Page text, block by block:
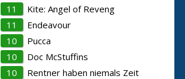
11
Kite: Angel of Reveng
11
Endeavour
10
Pucca
10
Doc McStuffins
10
Rentner haben niemals Zeit